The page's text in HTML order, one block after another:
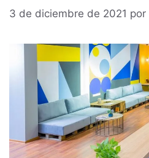
3 de diciembre de 2021 por